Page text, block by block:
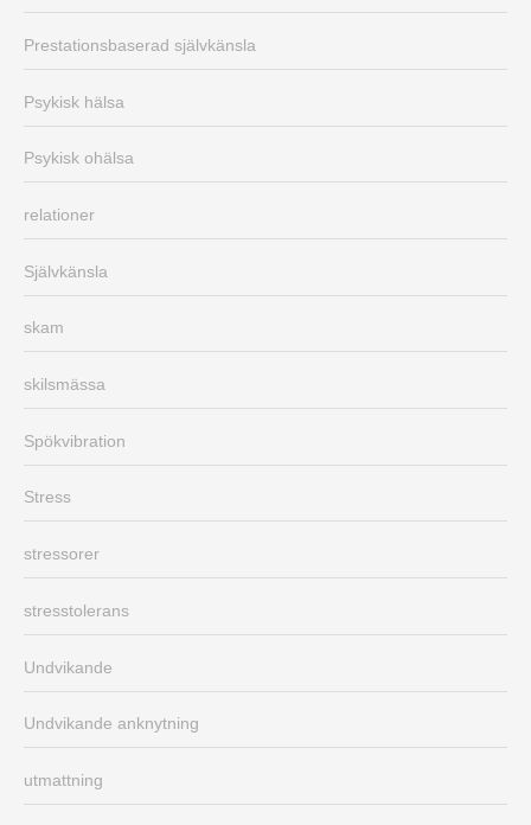
Prestationsbaserad självkänsla
Psykisk hälsa
Psykisk ohälsa
relationer
Självkänsla
skam
skilsmässa
Spökvibration
Stress
stressorer
stresstolerans
Undvikande
Undvikande anknytning
utmattning